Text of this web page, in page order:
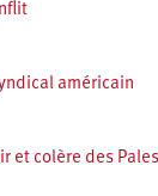
américain
et colère des